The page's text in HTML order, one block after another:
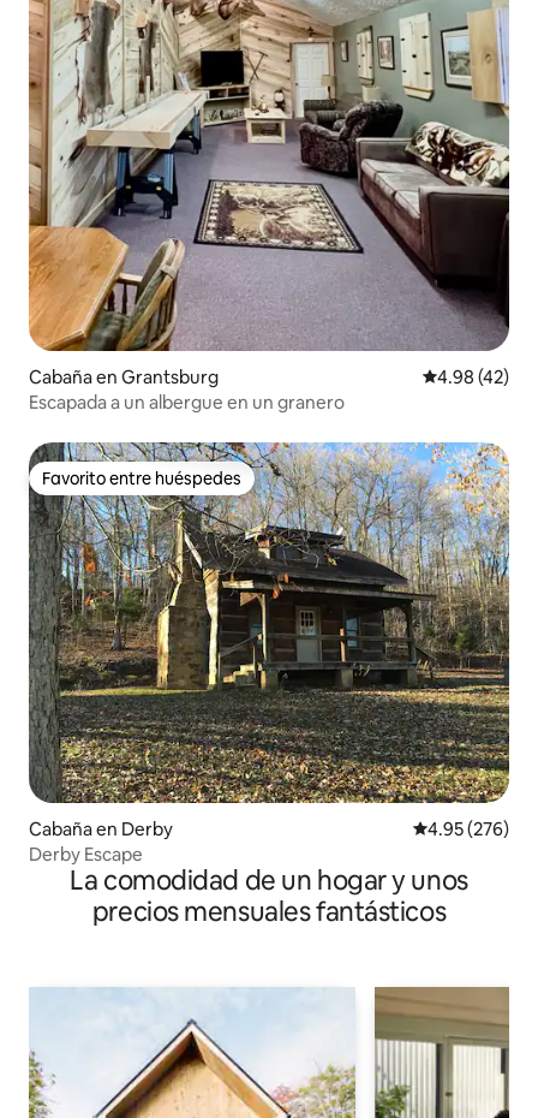
Cabaña en Grantsburg Calificación
4.98 (42)
Escapada a un albergue en un granero
Favorito entre huéspedes
Favorito entre huéspedes
Cabaña en Derby Calificación
4.95 (276)
Derby Escape
La comodidad de un hogar y unos
precios mensuales fantásticos